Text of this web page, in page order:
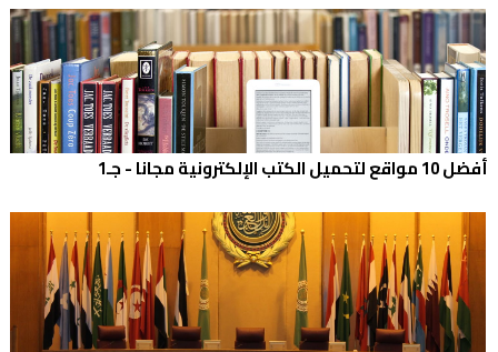
أفضل 10 مواقع لتحميل الكتب الإلكترونية مجانا - جـ1